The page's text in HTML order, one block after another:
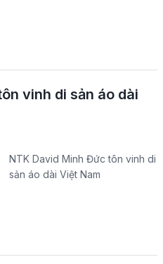
vinh di sản áo dài
NTK David Minh Đức tôn vinh di
sản áo dài Việt Nam